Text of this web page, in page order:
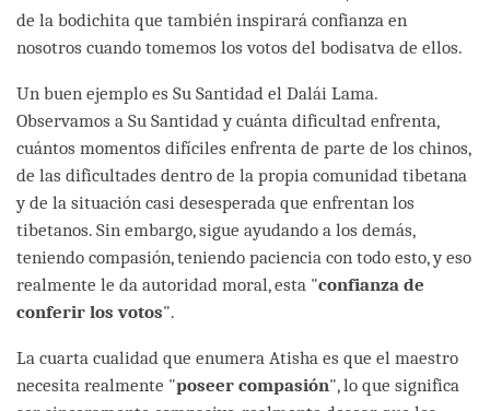
de la bodichita que también inspirará confianza en
nosotros cuando tomemos los votos del bodisatva de ellos.
Un buen ejemplo es Su Santidad el Dalái Lama.
Observamos a Su Santidad y cuánta dificultad enfrenta,
cuántos momentos difíciles enfrenta de parte de los chinos,
de las dificultades dentro de la propia comunidad tibetana
y de la situación casi desesperada que enfrentan los
tibetanos. Sin embargo, sigue ayudando a los demás,
teniendo compasión, teniendo paciencia con todo esto, y eso
realmente le da autoridad moral, esta "confianza de
conferir los votos".
La cuarta cualidad que enumera Atisha es que el maestro
necesita realmente "poseer compasión", lo que significa